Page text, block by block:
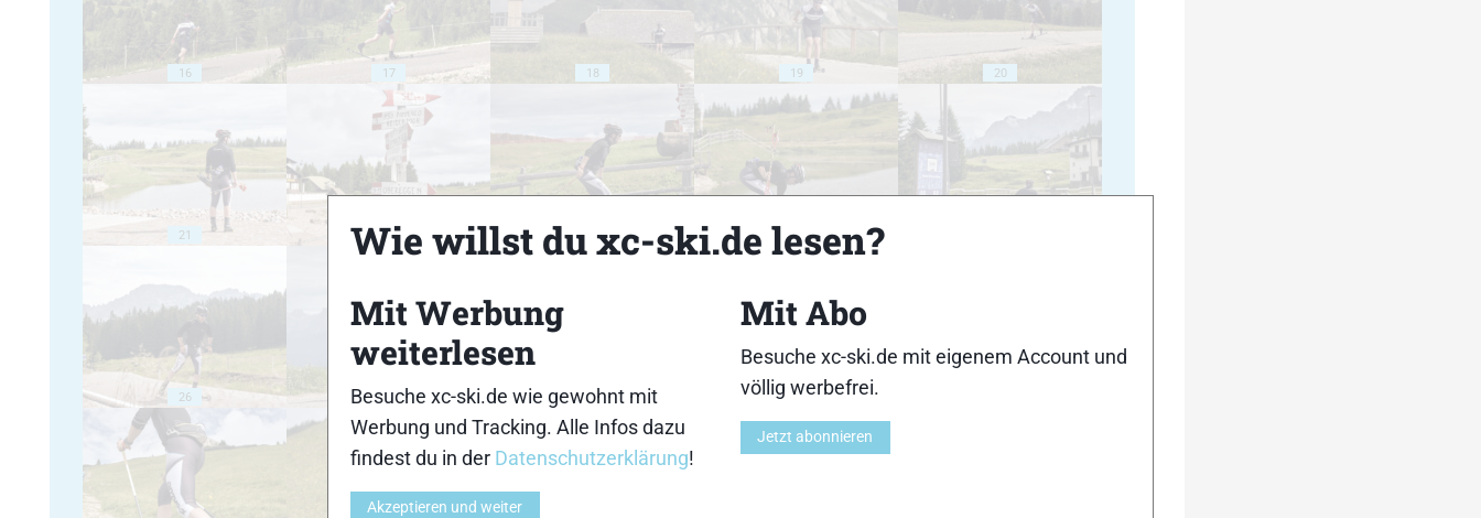
16 17 18 19 20
21 22 23 24
26 27 28 29
Wie willst du xc-ski.de lesen?
Mit Werbung
weiterlesen
Besuche xc-ski.de wie gewohnt mit
Werbung und Tracking. Alle Infos dazu
findest du in der Datenschutzerklärung!
Akzeptieren und weiter
Mit Abo
Besuche xc-ski.de mit eigenem Account und
völlig werbefrei.
Jetzt abonnieren